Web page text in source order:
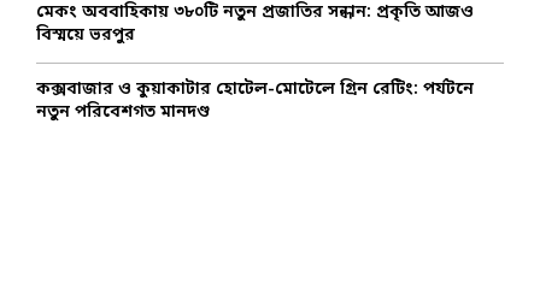
মেকং অববাহিকায় ৩৮০টি নতুন প্রজাতির সন্ধান: প্রকৃতি আজও
বিস্ময়ে ভরপুর
কক্সবাজার ও কুয়াকাটার হোটেল-মোটেলে গ্রিন রেটিং: পর্যটনে
নতুন পরিবেশগত মানদণ্ড